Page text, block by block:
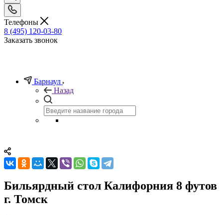
Телефоны
8 (495) 120-03-80
Заказать звонок
Барнаул
Назад
Бильярдный стол Калифорния 8 футов
г. Томск